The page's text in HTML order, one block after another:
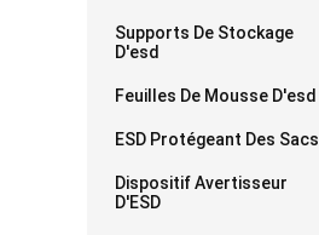
Supports De Stockage
D'esd
Feuilles De Mousse D'esd
ESD Protégeant Des Sacs
Dispositif Avertisseur
D'ESD